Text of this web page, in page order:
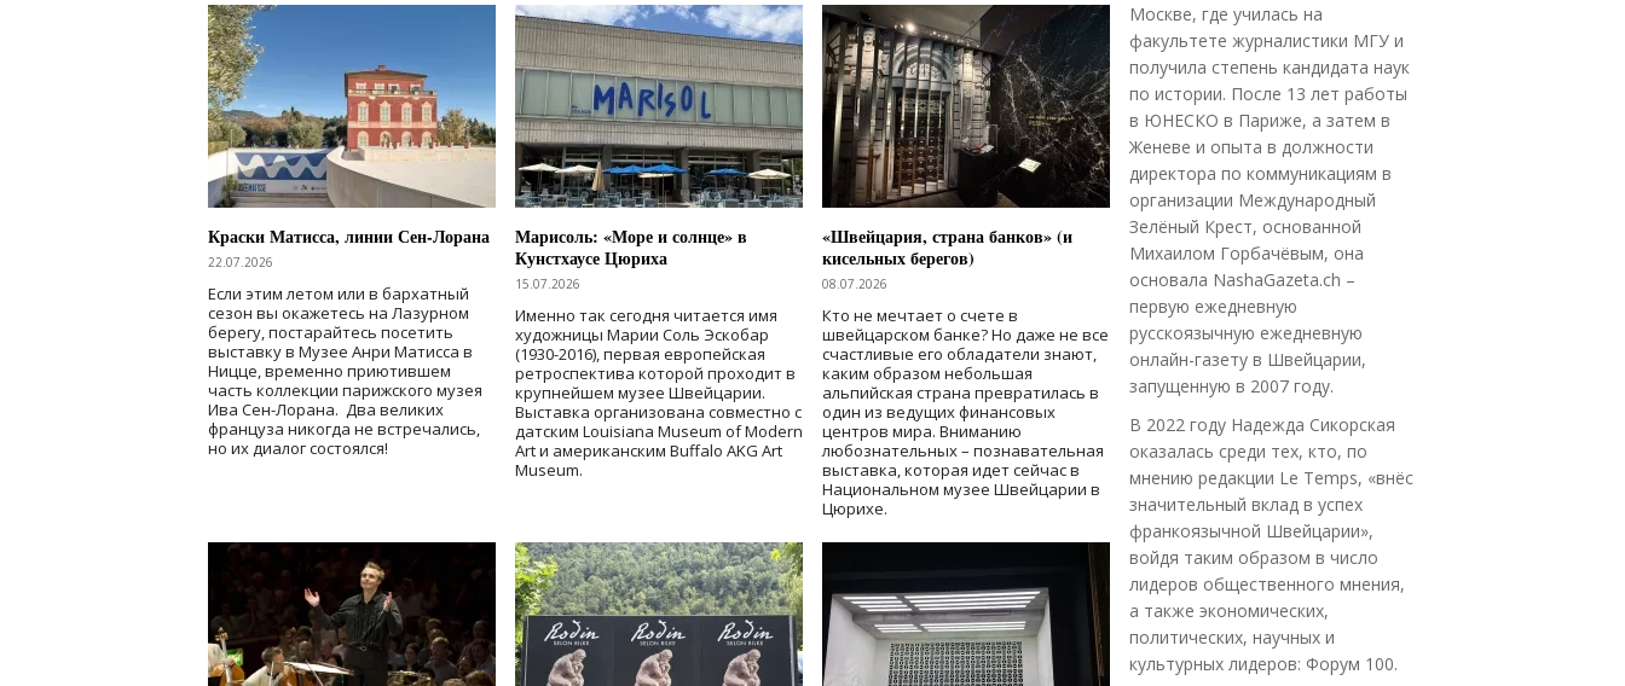
Краски Матисса, линии Сен-Лорана
22.07.2026
Если этим летом или в бархатный
сезон вы окажетесь на Лазурном
берегу, постарайтесь посетить
выставку в Музее Анри Матисса в
Ницце, временно приютившем
часть коллекции парижского музея
Ива Сен-Лорана. Два великих
француза никогда не встречались,
но их диалог состоялся!
Марисоль: «Море и солнце» в
Кунстхаусе Цюриха
15.07.2026
Именно так сегодня читается имя
художницы Марии Соль Эскобар
(1930-2016), первая европейская
ретроспектива которой проходит в
крупнейшем музее Швейцарии.
Выставка организована совместно с
датским Louisiana Museum of Modern
Art и американским Buffalo AKG Art
Museum.
«Швейцария, страна банков» (и
кисельных берегов)
08.07.2026
Кто не мечтает о счете в
швейцарском банке? Но даже не все
счастливые его обладатели знают,
каким образом небольшая
альпийская страна превратилась в
один из ведущих финансовых
центров мира. Вниманию
любознательных – познавательная
выставка, которая идет сейчас в
Национальном музее Швейцарии в
Цюрихе.
Москве, где училась на
факультете журналистики МГУ и
получила степень кандидата наук
по истории. После 13 лет работы
в ЮНЕСКО в Париже, а затем в
Женеве и опыта в должности
директора по коммуникациям в
организации Международный
Зелёный Крест, основанной
Михаилом Горбачёвым, она
основала NashaGazeta.ch –
первую ежедневную
русскоязычную ежедневную
онлайн-газету в Швейцарии,
запущенную в 2007 году.
В 2022 году Надежда Сикорская
оказалась среди тех, кто, по
мнению редакции Le Temps, «внёс
значительный вклад в успех
франкоязычной Швейцарии»,
войдя таким образом в число
лидеров общественного мнения,
а также экономических,
политических, научных и
культурных лидеров: Форум 100.